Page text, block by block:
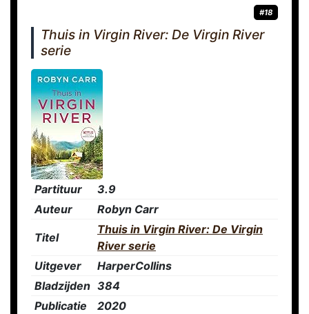
#18
Thuis in Virgin River: De Virgin River
serie
Partituur
3.9
Auteur
Robyn Carr
Titel
Thuis in Virgin River: De Virgin
River serie
Uitgever
HarperCollins
Bladzijden 384
Publicatie
2020